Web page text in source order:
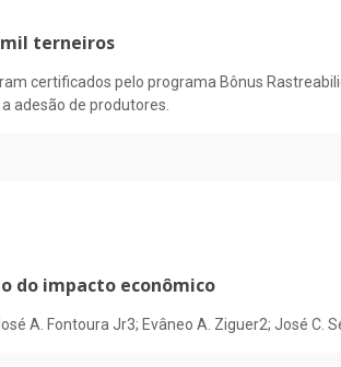
mil terneiros
certificados pelo programa Bônus
adesão de produtores.
do impacto econômico
A. Fontoura Jr3; Evâneo A. Ziguer2; José C.